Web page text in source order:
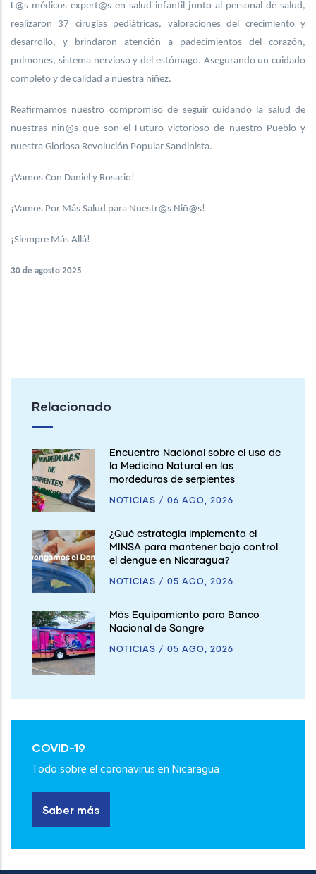
L@s médicos expert@s en salud infantil junto al personal de salud,
realizaron 37 cirugías pediátricas, valoraciones del crecimiento y
desarrollo, y brindaron atención a padecimientos del corazón,
pulmones, sistema nervioso y del estómago. Asegurando un cuidado
completo y de calidad a nuestra niñez.
Reafirmamos nuestro compromiso de seguir cuidando la salud de
nuestras niñ@s que son el Futuro victorioso de nuestro Pueblo y
nuestra Gloriosa Revolución Popular Sandinista.
¡Vamos Con Daniel y Rosario!
¡Vamos Por Más Salud para Nuestr@s Niñ@s!
¡Siempre Más Allá!
30 de agosto 2025
Relacionado
Encuentro Nacional sobre el uso de
la Medicina Natural en las
mordeduras de serpientes
NOTICIAS / 06 AGO, 2026
¿Qué estrategia implementa el
MINSA para mantener bajo control
el dengue en Nicaragua?
NOTICIAS / 05 AGO, 2026
Más Equipamiento para Banco
Nacional de Sangre
NOTICIAS / 05 AGO, 2026
COVID-19
Todo sobre el coronavirus en Nicaragua
Saber más